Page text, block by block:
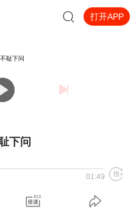
打开APP
下问
01:49